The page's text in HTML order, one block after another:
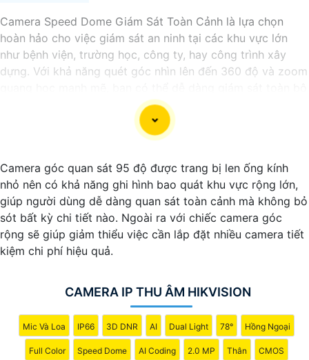
Camera Speed Dome Giám Sát Toàn Cảnh là lựa chọn
hoàn hảo cho việc giám sát an ninh tại các khu vực lớn
như bệnh viện, trường học, công ty, hay công trình xây
dựng. Với khả năng quét góc nhìn lên đến 360 độ và zoom
khu vực một cách chi tiết và chính xác. Camera còn tích
hợp nhiều tính năng thông minh như nhận diện khuôn mặt,
cảnh báo chuyển động và ghi hình chất lượng cao, giúp
thiết kế chắc chắn và khả năng hoạt động ổn định,
Camera Speed Dome Giám Sát Toàn Cảnh đáng để bạn
cân nhắc khi cần một giải pháp an ninh đáng tin cậy.
Camera góc quan sát 95 độ được trang bị len ống kính
nhỏ nên có khả năng ghi hình bao quát khu vực rộng lớn,
giúp người dùng dễ dàng quan sát toàn cảnh mà không bỏ
sót bất kỳ chi tiết nào. Ngoài ra với chiếc camera góc
rộng sẽ giúp giảm thiểu việc cần lắp đặt nhiều camera tiết
kiệm chi phí hiệu quả.
CAMERA IP THU ÂM HIKVISION
Mic Và Loa IP66 3D DNR AI Dual Light 78° Hồng Ngoại
Full Color Speed Dome AI Coding 2.0 MP Thân CMOS